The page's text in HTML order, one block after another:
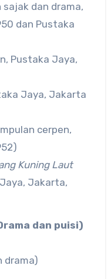
dan drama,
dan Pustaka
Pustaka Jaya,
Jaya, Jakarta
cerpen,
Kuning Laut
Jakarta,
dan puisi)
drama)